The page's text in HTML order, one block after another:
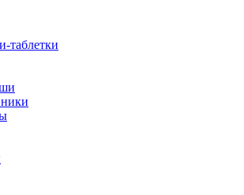
таблетки